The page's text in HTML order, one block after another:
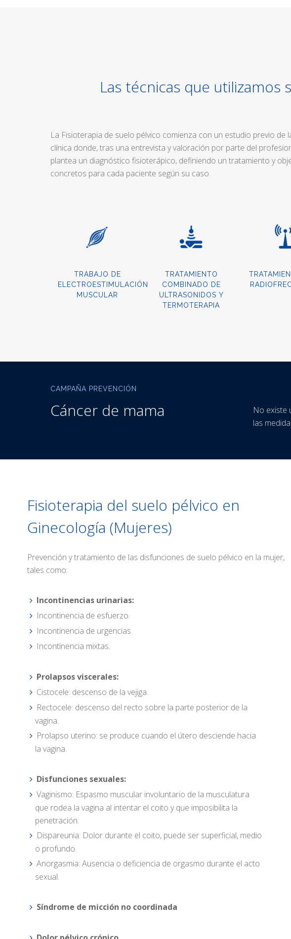
Las técnicas que
La Fisioterapia de suelo pélvico comienza con un estudio previo de
clínica donde, tras una entrevista y valoración por parte del
plantea un diagnóstico fisioterápico, definiendo un tratamiento y
concretos para cada paciente según su caso.
TRABAJO DE
ELECTROESTIMULACIÓN
MUSCULAR
TRATAMIENTO
COMBINADO DE
ULTRASONIDOS Y
TERMOTERAPIA
CAMPAÑA PREVENCIÓN
Cáncer de mama
No existe
las
Fisioterapia del suelo pélvico en
Ginecología (Mujeres)
Prevención y tratamiento de las disfunciones de suelo pélvico en la mujer,
tales como:
Incontinencias urinarias:
Incontinencia de esfuerzo.
Incontinencia de urgencias.
Incontinencia mixtas.
Prolapsos viscerales:
Cistocele: descenso de la vejiga.
Rectocele: descenso del recto sobre la parte posterior de la
vagina.
Prolapso uterino: se produce cuando el útero desciende hacia
la vagina.
Disfunciones sexuales:
Vaginismo: Espasmo muscular involuntario de la musculatura
que rodea la vagina al intentar el coito y que imposibilita la
penetración.
Dispareunia: Dolor durante el coito, puede ser superficial, medio
o profundo.
Anorgasmia: Ausencia o deficiencia de orgasmo durante el acto
sexual.
Síndrome de micción no coordinada